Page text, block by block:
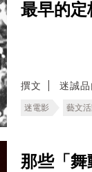
最早的定
撰文 迷誠
迷電影 藝文
那些「